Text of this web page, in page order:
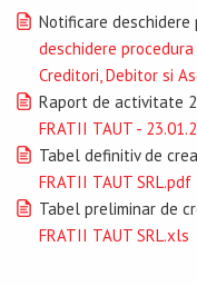
Notificare
deschidere
Creditori, Debitor si
Raport de activitate
FRATII TAUT -
Tabel definitiv de
FRATII TAUT SRL.pdf
Tabel preliminar de
FRATII TAUT SRL.xls